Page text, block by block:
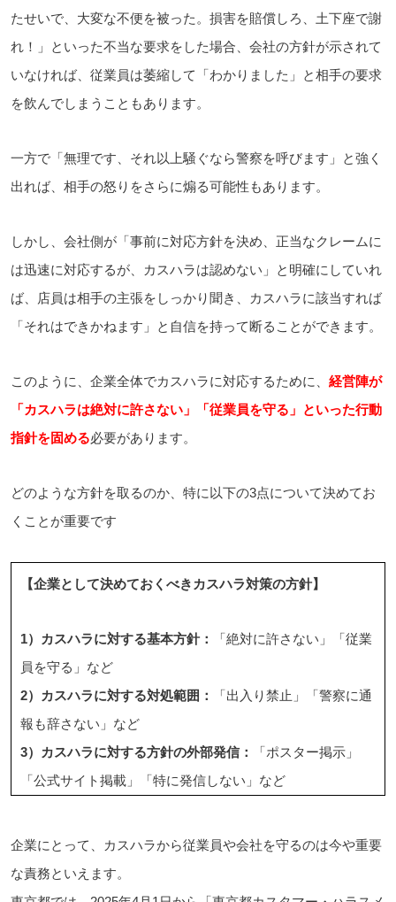
たせいで、大変な不便を被った。損害を賠償しろ、土下座で謝
れ！」といった不当な要求をした場合、会社の方針が示されて
いなければ、従業員は萎縮して「わかりました」と相手の要求
を飲んでしまうこともあります。
一方で「無理です、それ以上騒ぐなら警察を呼びます」と強く
出れば、相手の怒りをさらに煽る可能性もあります。
しかし、会社側が「事前に対応方針を決め、正当なクレームに
は迅速に対応するが、カスハラは認めない」と明確にしていれ
ば、店員は相手の主張をしっかり聞き、カスハラに該当すれば
「それはできかねます」と自信を持って断ることができます。
このように、企業全体でカスハラに対応するために、 経営陣が
「カスハラは絶対に許さない」「従業員を守る」といった行動
指針を固める必要があります。
どのような方針を取るのか、特に以下の3点について決めてお
くことが重要です
【企業として決めておくべきカスハラ対策の方針】
1）カスハラに対する基本方針：
「絶対に許さない」「従業
員を守る」など
2）カスハラに対する対処範囲：
「出入り禁止」「警察に通
報も辞さない」など
3）カスハラに対する方針の外部発信：
「ポスター掲示」
「公式サイト掲載」「特に発信しない」など
企業にとって、カスハラから従業員や会社を守るのは今や重要
な責務といえます。